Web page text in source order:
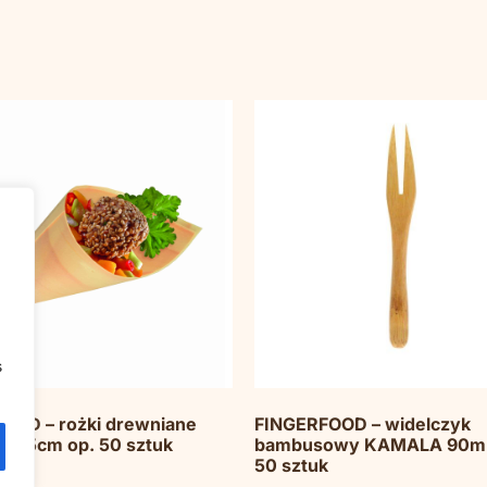
– rożki drewniane
op. 50 sztuk
FINGERFOOD – widelczyk
bambusowy KAMALA
50 sztuk